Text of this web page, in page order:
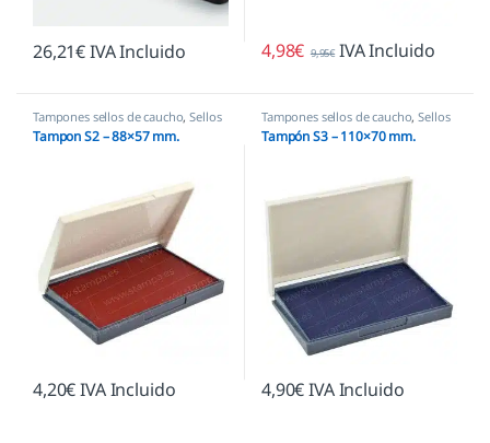
26,21€IVA Incluido 4,98€ 9,95€ IVA Incluido
Tampones sellos de caucho,Sellos
empresas
Tampon S2 – 88×57 mm.
4,20€IVA Incluido
Tampones sellos de caucho,Sellos
empresas
Tampón S3 – 110×70 mm.
4,90€IVA Incluido